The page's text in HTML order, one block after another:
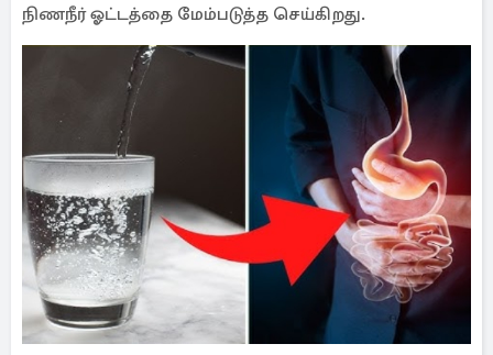
நிணநீர் ஓட்டத்தை மேம்படுத்த செய்கிறது.